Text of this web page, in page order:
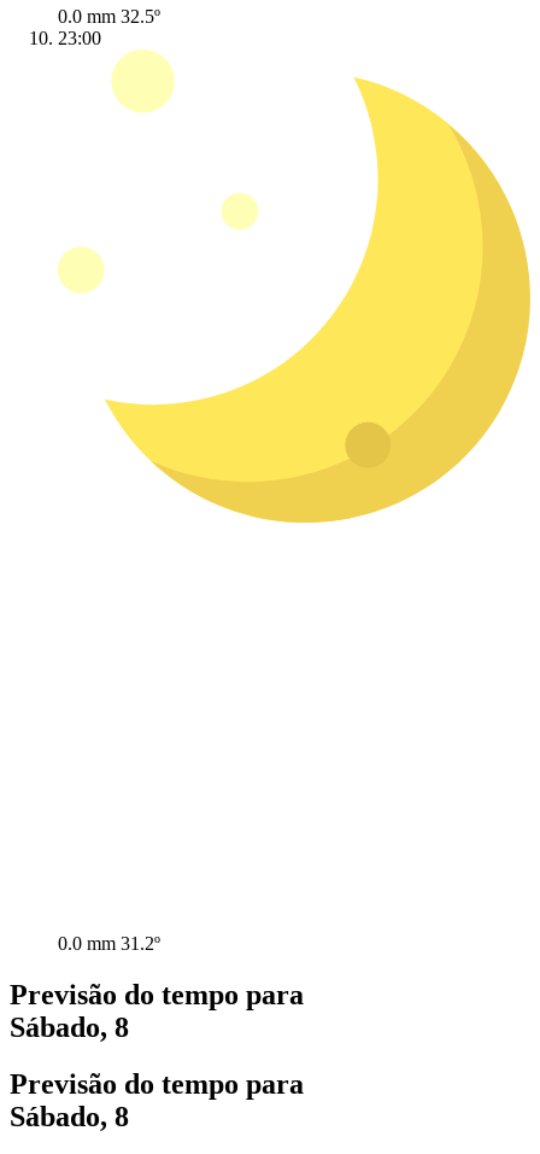
0.0 mm 32.5º
23:00
0.0 mm 31.2º
Previsão do tempo para
Sábado, 8
Previsão do tempo para
Sábado, 8